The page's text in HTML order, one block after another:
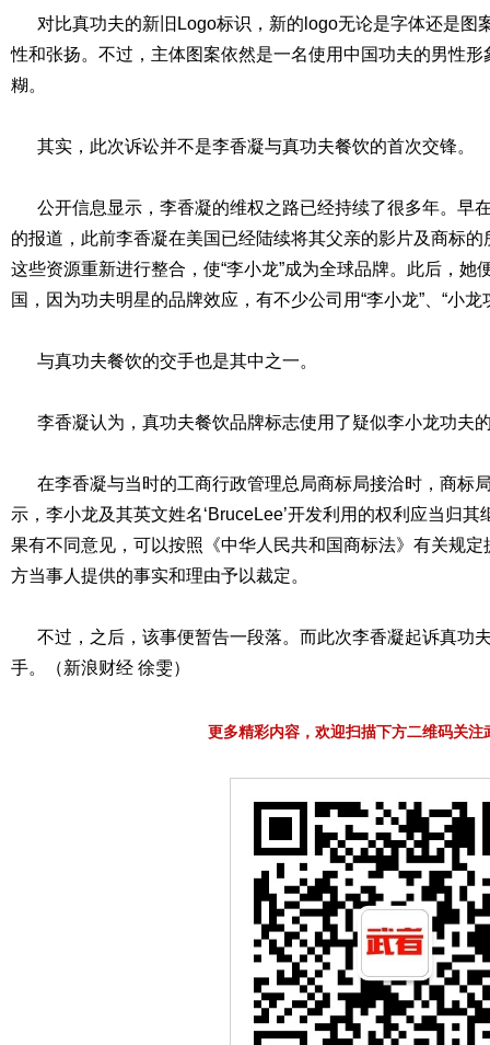
对比真功夫的新旧Logo标识，新的logo无论是字体还是图
性和张扬。不过，主体图案依然是一名使用中国功夫的男性
糊。
其实，此次诉讼并不是李香凝与真功夫餐饮的首次交锋。
公开信息显示，李香凝的维权之路已经持续了很多年。早
的报道，此前李香凝在美国已经陆续将其父亲的影片及商标
这些资源重新进行整合，使“李小龙”成为全球品牌。此后，她
国，因为功夫明星的品牌效应，有不少公司用“李小龙”、“小龙
与真功夫餐饮的交手也是其中之一。
李香凝认为，真功夫餐饮品牌标志使用了疑似李小龙功夫
在李香凝与当时的工商行政管理总局商标局接洽时，商标
示，李小龙及其英文姓名‘BruceLee’开发利用的权利应当归
果有不同意见，可以按照《中华人民共和国商标法》有关规
方当事人提供的事实和理由予以裁定。
不过，之后，该事便暂告一段落。而此次李香凝起诉真功
手。（新浪财经 徐雯）
更多精彩内容，欢迎扫描下方二维码关注